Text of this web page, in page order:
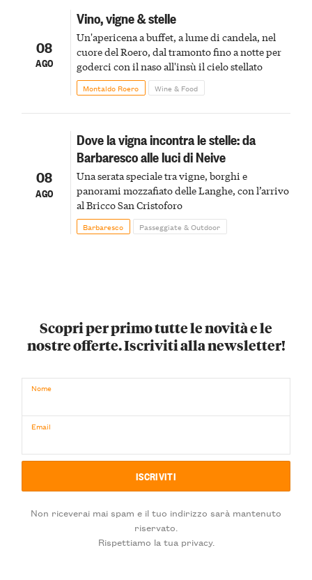
08
AGO
Vino, vigne & stelle
Un'apericena a buffet, a lume di candela, nel
cuore del Roero, dal tramonto fino a notte per
goderci con il naso all'insù il cielo stellato
Montaldo Roero Wine & Food
08
AGO
Dove la vigna incontra le stelle: da
Barbaresco alle luci di Neive
Una serata speciale tra vigne, borghi e
panorami mozzafiato delle Langhe, con l’arrivo
al Bricco San Cristoforo
Barbaresco Passeggiate & Outdoor
Scopri per primo tutte le novità e le
nostre offerte. Iscriviti alla newsletter!
Nome
Email
Non riceverai mai spam e il tuo indirizzo sarà mantenuto
riservato.
Rispettiamo la tua privacy.